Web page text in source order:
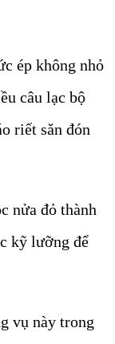
ép không nhỏ
câu lạc bộ
riết săn đón
nửa đỏ thành
kỹ lưỡng để
vụ này trong